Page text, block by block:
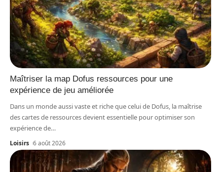
Maîtriser la map Dofus ressources pour une
expérience de jeu améliorée
Dans un monde aussi vaste et riche que celui de Dofus, la maîtrise
des cartes de ressources devient essentielle pour optimiser son
expérience de…
Loisirs 6 août 2026